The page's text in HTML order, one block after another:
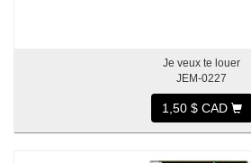
Je veux te louer
JEM-0227
1,50 $ CAD